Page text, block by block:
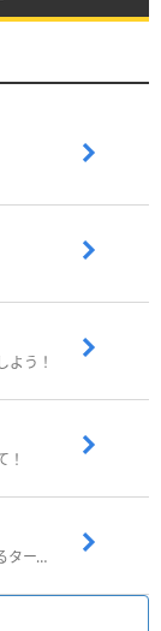
よう！
！
武器の『アビリティ』と『戦神』を駆使するターン制コマンドバトルRPG！